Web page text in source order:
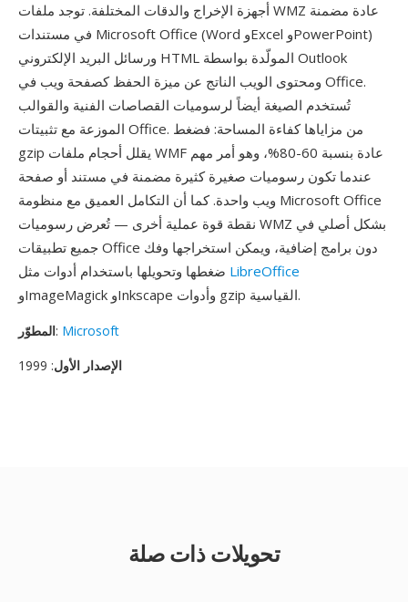
أجهزة الإخراج والدقات المختلفة. توجد ملفات WMZ عادة مضمنة
في مستندات Microsoft Office (Word وExcel وPowerPoint)
ورسائل البريد الإلكتروني HTML المولّدة بواسطة Outlook
ومحتوى الويب الناتج عن ميزة الحفظ كصفحة ويب في Office.
تُستخدم الصيغة أيضاً لرسوميات القصاصات الفنية والقوالب
الموزعة مع تثبيتات Office. من مزاياها كفاءة المساحة: فضغط
gzip يقلل أحجام ملفات WMF عادة بنسبة 60-80%، وهو أمر مهم
عندما تكون رسوميات صغيرة كثيرة مضمنة في مستند أو صفحة
ويب واحدة. كما أن التكامل العميق مع منظومة Microsoft Office
نقطة قوة عملية أخرى — تُعرض رسوميات WMZ بشكل أصلي في
جميع تطبيقات Office دون برامج إضافية، ويمكن استخراجها وفك
LibreOffice
وImageMagick وInkscape وأدوات gzip القياسية.
المطوّر: Microsoft
الإصدار الأول: 1999
تحويلات ذات صلة